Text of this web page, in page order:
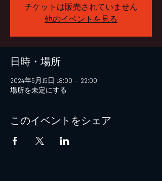
チケットは販売されていません
他のイベントを見る
日時・場所
2024年5月15日 18:00 – 22:00
場所を未定にする
このイベントをシェア